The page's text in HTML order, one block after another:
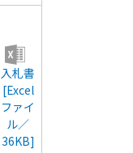
入札書
[Excel
ファイ
ル／
36KB]